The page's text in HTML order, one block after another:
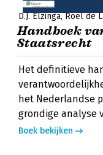
D.J. Elzinga Roel de
Handboek
Staatsrecht
Het definitieve
het Nederlandse
grondige analyse
Boek bekijken